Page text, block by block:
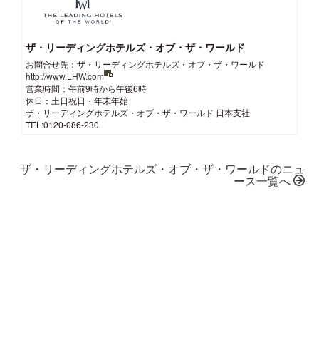
ザ・リーディングホテルズ・オブ・ザ・ワールド
お問合せ先：ザ・リーディングホテルズ・オブ・ザ・ワールド
http://www.LHW.com
営業時間：午前9時から午後6時
休日：土日祝日・年末年始
ザ・リーディングホテルズ・オブ・ザ・ワールド 日本支社
TEL:0120-086-230
ザ・リーディングホテルズ・オブ・ザ・ワールドのニュ
ース一覧へ